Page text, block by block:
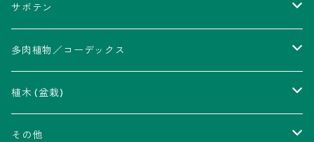
サボテン
アストロフィツム属
瑠璃兜錦、兜丸錦
V-type兜
アリオカルプス属
ウィギンシア属
多肉植物／コーデックス
アカベ属
アロエ属
植木 (盆栽)
ムクロジ科：カエデ属
その他